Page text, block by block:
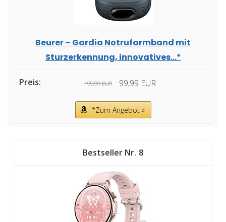
Beurer – Gardia Notrufarmband mit
Sturzerkennung, innovatives...*
199,99 EUR 99,99 EUR
*Zum Angebot »
8